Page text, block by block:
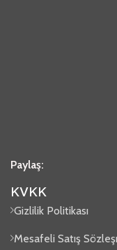
Paylaş:
KVKK
Gizlilik Politikası
Mesafeli Satış